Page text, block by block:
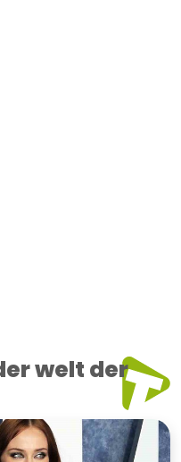
welt der